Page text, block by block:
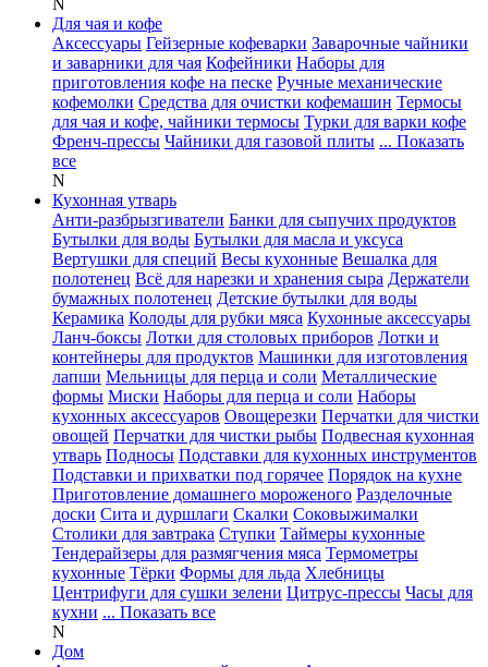
N
Для чая и кофе
Аксессуары Гейзерные кофеварки Заварочные чайники
и заварники для чая Кофейники Наборы для
приготовления кофе на песке Ручные механические
кофемолки Средства для очистки кофемашин Термосы
для чая и кофе, чайники термосы Турки для варки кофе
Френч-прессы Чайники для газовой плиты ... Показать
все
N
Кухонная утварь
Анти-разбрызгиватели Банки для сыпучих продуктов
Бутылки для воды Бутылки для масла и уксуса
Вертушки для специй Весы кухонные Вешалка для
полотенец Всё для нарезки и хранения сыра Держатели
бумажных полотенец Детские бутылки для воды
Керамика Колоды для рубки мяса Кухонные аксессуары
Ланч-боксы Лотки для столовых приборов Лотки и
контейнеры для продуктов Машинки для изготовления
лапши Мельницы для перца и соли Металлические
формы Миски Наборы для перца и соли Наборы
кухонных аксессуаров Овощерезки Перчатки для чистки
овощей Перчатки для чистки рыбы Подвесная кухонная
утварь Подносы Подставки для кухонных инструментов
Подставки и прихватки под горячее Порядок на кухне
Приготовление домашнего мороженого Разделочные
доски Сита и дуршлаги Скалки Соковыжималки
Столики для завтрака Ступки Таймеры кухонные
Тендерайзеры для размягчения мяса Термометры
кухонные Тёрки Формы для льда Хлебницы
Центрифуги для сушки зелени Цитрус-прессы Часы для
кухни ... Показать все
N
Дом